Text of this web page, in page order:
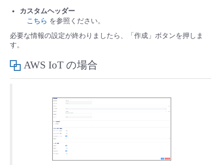
カスタムヘッダー
こちら を参照ください。
必要な情報の設定が終わりましたら、「作成」ボタンを押しま
す。
AWS IoT の場合